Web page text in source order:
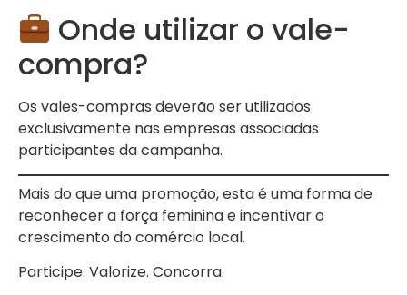
Onde utilizar o vale-
compra?
Os vales-compras deverão ser utilizados
exclusivamente nas empresas associadas
participantes da campanha.
Mais do que uma promoção, esta é uma forma de
reconhecer a força feminina e incentivar o
crescimento do comércio local.
Participe. Valorize. Concorra.